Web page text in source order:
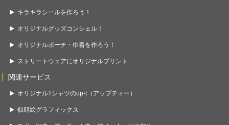
キラキラシールを作ろう！
オリジナルグッズコンシェル！
オリジナルポーチ・巾着を作ろう！
ストリートウェアにオリジナルプリント
関連サービス
オリジナルTシャツのup-t（アップティー）
似顔絵グラフィックス